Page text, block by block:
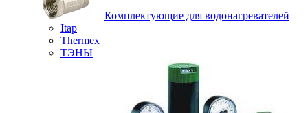
Комплектующие для водонагревателей
Itap
Thermex
ТЭНЫ